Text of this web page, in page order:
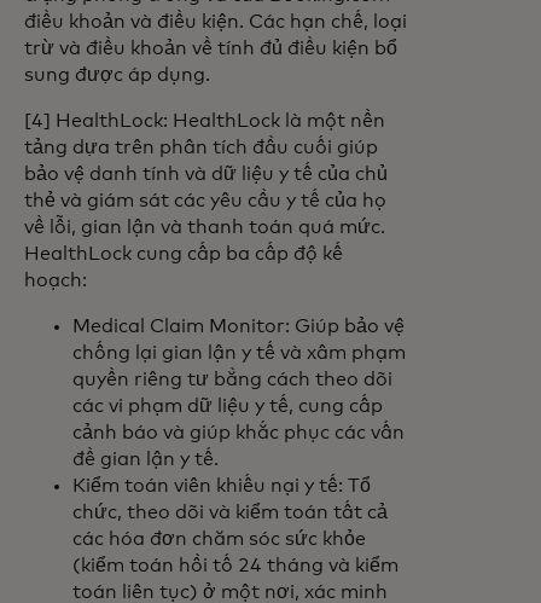
điều khoản và điều kiện. Các hạn chế, loại
trừ và điều khoản về tính đủ điều kiện bổ
sung được áp dụng.
[4] HealthLock: HealthLock là một nền
tảng dựa trên phân tích đầu cuối giúp
bảo vệ danh tính và dữ liệu y tế của chủ
thẻ và giám sát các yêu cầu y tế của họ
về lỗi, gian lận và thanh toán quá mức.
HealthLock cung cấp ba cấp độ kế
hoạch:
Medical Claim Monitor: Giúp bảo vệ
chống lại gian lận y tế và xâm phạm
quyền riêng tư bằng cách theo dõi
các vi phạm dữ liệu y tế, cung cấp
cảnh báo và giúp khắc phục các vấn
đề gian lận y tế.
Kiểm toán viên khiếu nại y tế: Tổ
chức, theo dõi và kiểm toán tất cả
các hóa đơn chăm sóc sức khỏe
(kiểm toán hồi tố 24 tháng và kiểm
toán liên tục) ở một nơi, xác minh